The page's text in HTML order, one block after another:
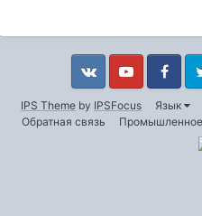
IPS Theme by IPSFocus Язык
Обратная связь
VkontakteYouTube Facebook